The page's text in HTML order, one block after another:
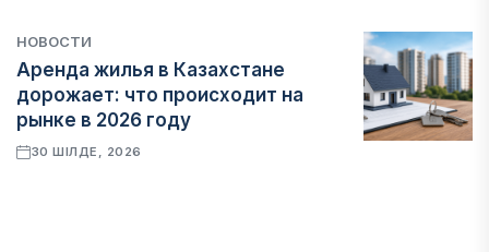
НОВОСТИ
Аренда жилья в Казахстане
дорожает: что происходит на
рынке в 2026 году
30 ШІЛДЕ, 2026